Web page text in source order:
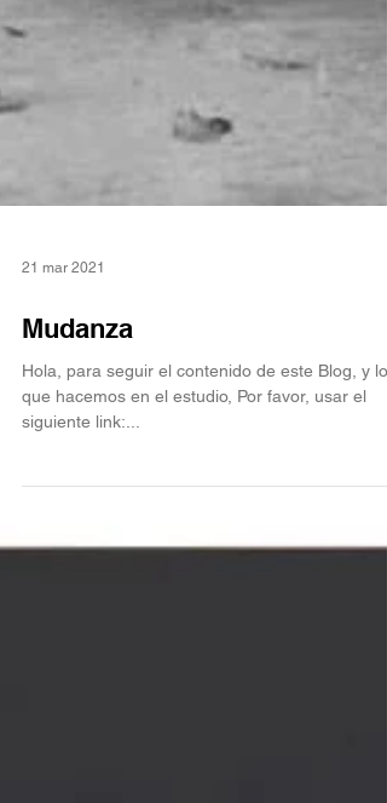
21 mar 2021
Mudanza
Hola, para seguir el contenido de este Blog, y lo